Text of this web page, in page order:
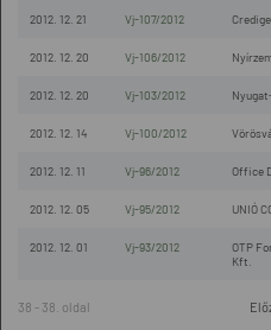
2012. 12. 21 Vj-107/2012
2012. 12. 20 Vj-106/2012
2012. 12. 20 Vj-103/2012
2012. 12. 14 Vj-100/2012
2012. 12. 11 Vj-96/2012 Office
2012. 12. 05 Vj-95/2012 UNIÓ
2012. 12. 01 Vj-93/2012
OTP
Kft.
38 - 38. oldal